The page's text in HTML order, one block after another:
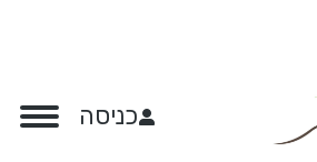
כניסה